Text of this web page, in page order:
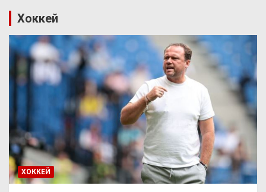
Хоккей
ХОККЕЙ